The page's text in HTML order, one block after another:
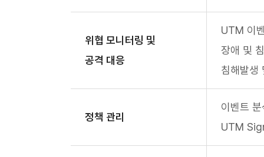
위협 모니터링 및
공격 대응
UTM 이
장애 및
침해발생
정책 관리
이벤트
UTM